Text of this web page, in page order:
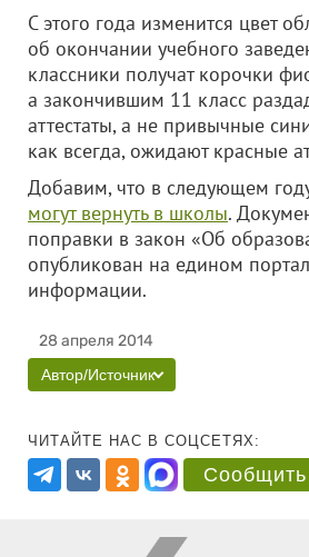
С этого года изменится цвет
об окончании учебного
классники получат корочки
а закончившим 11 класс
аттестаты, а не привычные
как всегда, ожидают красные
Добавим, что в следующем
могут вернуть в школы.
поправки в закон «Об
опубликован на едином
информации.
28 апреля 2014
Автор/Источник
ЧИТАЙТЕ НАС В СОЦСЕТЯХ:
Сообщить